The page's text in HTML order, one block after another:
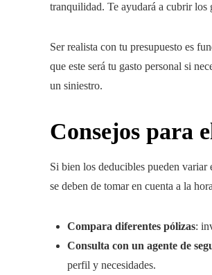
tranquilidad. Te ayudará a cubrir los
Ser realista con tu presupuesto es
que este será tu gasto personal si
un siniestro.
Consejos para
Si bien los deducibles pueden variar
se deben de tomar en cuenta a la
Compara diferentes pólizas:
Consulta con un agente de
perfil y necesidades.